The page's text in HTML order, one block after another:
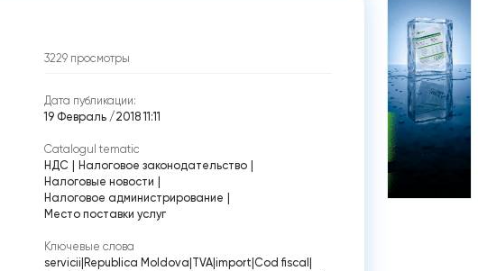
3229 просмотры
Дата публикации:
19 Февраль /2018 11:11
Catalogul tematic
НДС
Налоговое законодательство
Налоговые новости
Налоговое администрирование
Место поставки услуг
Ключевые слова
servicii Republica Moldova TVA| import Cod fiscal